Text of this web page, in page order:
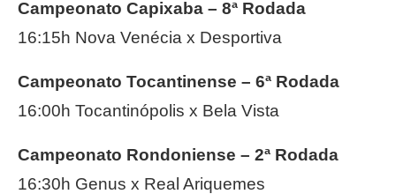
Campeonato Capixaba – 8ª Rodada
16:15h Nova Venécia x Desportiva
Campeonato Tocantinense – 6ª Rodada
16:00h Tocantinópolis x Bela Vista
Campeonato Rondoniense – 2ª Rodada
16:30h Genus x Real Ariquemes